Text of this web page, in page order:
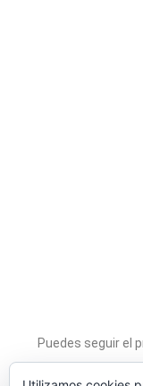
Puedes seguir el